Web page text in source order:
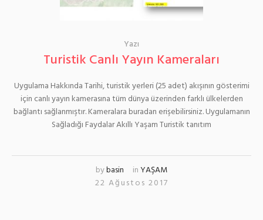
Yazı
Turistik Canlı Yayın Kameraları
Uygulama Hakkında Tarihi, turistik yerleri (25 adet) akışının gösterimi
için canlı yayın kamerasına tüm dünya üzerinden farklı ülkelerden
bağlantı sağlanmıştır. Kameralara buradan erişebilirsiniz. Uygulamanın
Sağladığı Faydalar Akıllı Yaşam Turistik tanıtım
bybasin inYAŞAM
22 Ağustos 2017